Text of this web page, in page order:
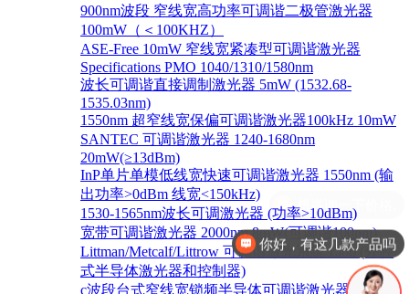
900nm波段 窄线宽高功率可调谐二极管激光器
100mW（＜100KHZ）
ASE-Free 10mW 窄线宽紧凑型可调谐激光器
Specifications PMO 1040/1310/1580nm
波长可调谐直接调制激光器 5mW (1532.68-
1535.03nm)
1550nm 超窄线宽保偏可调谐激光器100kHz 10mW
SANTEC 可调谐激光器 1240-1680nm
20mW(≥13dBm)
InP单片单模低线宽快速可调谐激光器 1550nm (输
出功率>0dBm 线宽<150kHz)
1530-1565nm波长可调激光器 (功率>10dBm)
宽带可调谐激光器 2000nm 8mW(可调谐100nm)
Littman/Metcalf/Littrow 可调谐激光系统 Lion (外腔
式半导体激光器和控制器)
c波段台式窄线宽锁频半导体可调谐激光器 1528-
你好，有这几款产品吗